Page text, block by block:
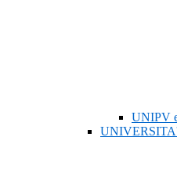
UNIPV